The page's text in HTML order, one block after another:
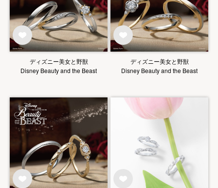
ディズニー美女と野獣
Disney Beauty and the Beast
ディズニー美女と野獣
Disney Beauty and the Beast